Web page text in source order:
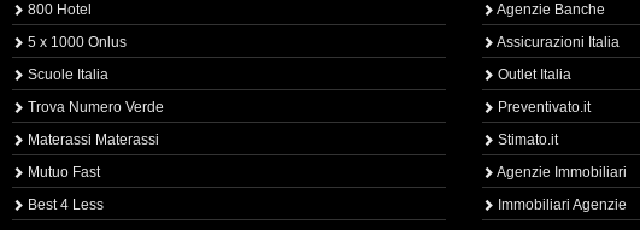
800 Hotel
5 x 1000 Onlus
Scuole Italia
Trova Numero Verde
Materassi Materassi
Mutuo Fast
Best 4 Less
Agenzie Banche
Assicurazioni Italia
Outlet Italia
Preventivato.it
Stimato.it
Agenzie Immobiliari
Immobiliari Agenzie